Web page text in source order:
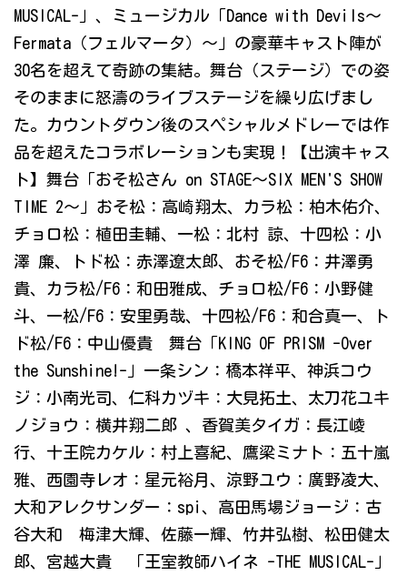
MUSICAL-」、ミュージカル「Dance with Devils～
Fermata（フェルマータ）～」の豪華キャスト陣が
30名を超えて奇跡の集結。舞台（ステージ）での姿
そのままに怒濤のライブステージを繰り広げまし
た。カウントダウン後のスペシャルメドレーでは作
品を超えたコラボレーションも実現！【出演キャス
ト】舞台「おそ松さん on STAGE～SIX MEN'S SHOW
TIME 2～」おそ松：高崎翔太、カラ松：柏木佑介、
チョロ松：植田圭輔、一松：北村 諒、十四松：小
澤 廉、トド松：赤澤遼太郎、おそ松/F6：井澤勇
貴、カラ松/F6：和田雅成、チョロ松/F6：小野健
斗、一松/F6：安里勇哉、十四松/F6：和合真一、ト
ド松/F6：中山優貴 舞台「KING OF PRISM -Over
the Sunshine!-」一条シン：橋本祥平、神浜コウ
ジ：小南光司、仁科カヅキ：大見拓土、太刀花ユキ
ノジョウ：横井翔二郎 、香賀美タイガ：長江崚
行、十王院カケル：村上喜紀、鷹梁ミナト：五十嵐
雅、西園寺レオ：星元裕月、涼野ユウ：廣野凌大、
大和アレクサンダー：spi、高田馬場ジョージ：古
谷大和 梅津大輝、佐藤一輝、竹井弘樹、松田健太
郎、宮越大貴 「王室教師ハイネ -THE MUSICAL-」